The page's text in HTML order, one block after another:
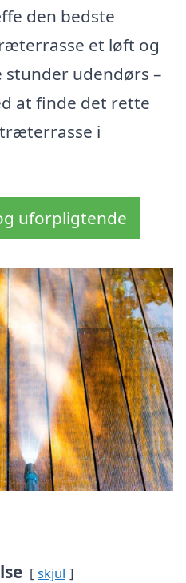
den bedste
et løft og
udendørs –
at finde det rette
i
uforpligtende
skjul